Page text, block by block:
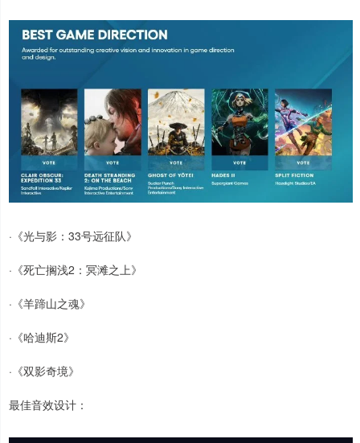
·《光与影：33号远征队》
·《死亡搁浅2：冥滩之上》
·《羊蹄山之魂》
·《哈迪斯2》
·《双影奇境》
最佳音效设计：